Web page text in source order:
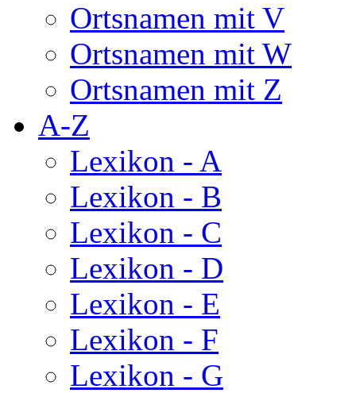
Ortsnamen mit V
Ortsnamen mit W
Ortsnamen mit Z
A-Z
Lexikon - A
Lexikon - B
Lexikon - C
Lexikon - D
Lexikon - E
Lexikon - F
Lexikon - G